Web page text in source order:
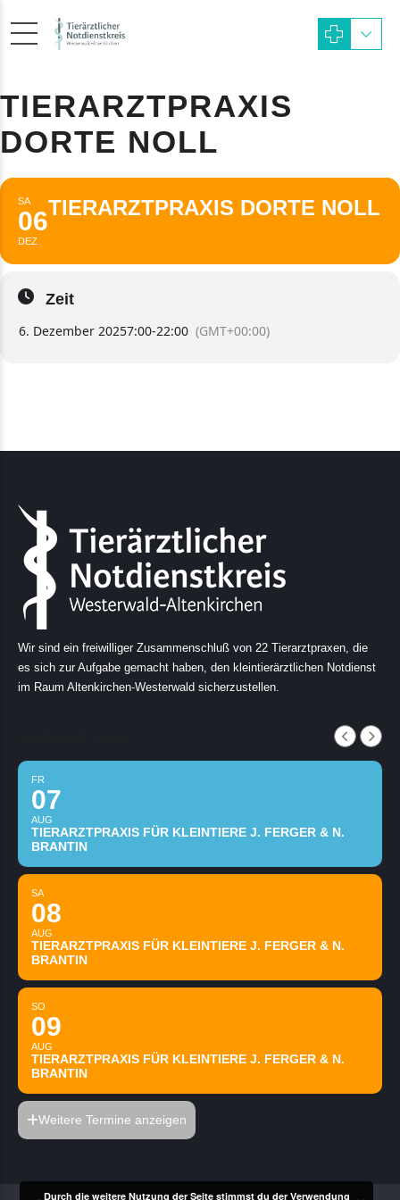
TIERARZTPRAXIS
DORTE NOLL
SA
06
DEZ
TIERARZTPRAXIS DORTE NOLL
Zeit
6. Dezember 20257:00-22:00 (GMT+00:00)
Wir sind ein freiwilliger Zusammenschluß von 22 Tierarztpraxen, die
es sich zur Aufgabe gemacht haben, den kleintierärztlichen Notdienst
im Raum Altenkirchen-Westerwald sicherzustellen.
FR
07
AUG
TIERARZTPRAXIS FÜR KLEINTIERE J. FERGER & N.
BRANTIN
SA
08
AUG
TIERARZTPRAXIS FÜR KLEINTIERE J. FERGER & N.
BRANTIN
SO
09
AUG
TIERARZTPRAXIS FÜR KLEINTIERE J. FERGER & N.
BRANTIN
Weitere Termine anzeigen
Durch die weitere Nutzung der Seite stimmst du der Verwendung